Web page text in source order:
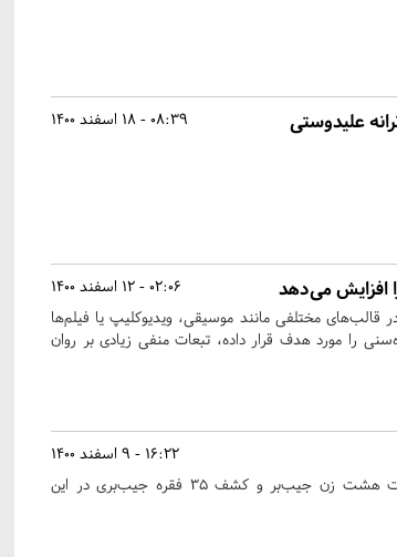
08:39 - 18 اسفند 1400 علیدوستی
02:06 - 12 اسفند 1400 افزایش می‌دهد
مختلفی مانند موسیقی، ویدیوکلیپ یا فیلم‌ها
را مورد هدف قرار داده، تبعات منفی زیادی بر روان
16:22 - 9 اسفند 1400
رئیس پلیس آگاهی شهرستان ری از بازداشت هشت زن جیب‌بر و کشف ۳۵ فقره جیب‌بری در این